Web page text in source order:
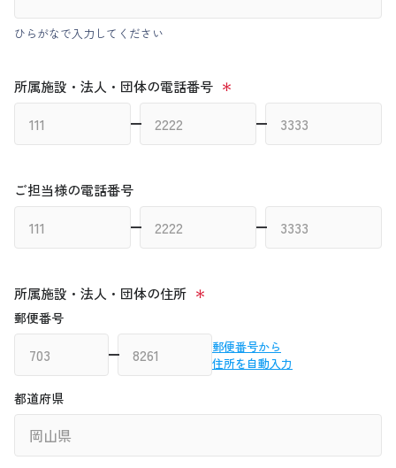
ひらがなで入力してください
所属施設・法人・団体の電話番号
ご担当様の電話番号
所属施設・法人・団体の住所
郵便番号
郵便番号から
住所を自動入力
都道府県